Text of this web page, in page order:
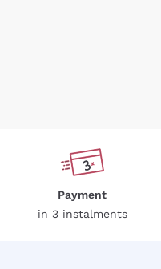
Payment
in 3 instalments